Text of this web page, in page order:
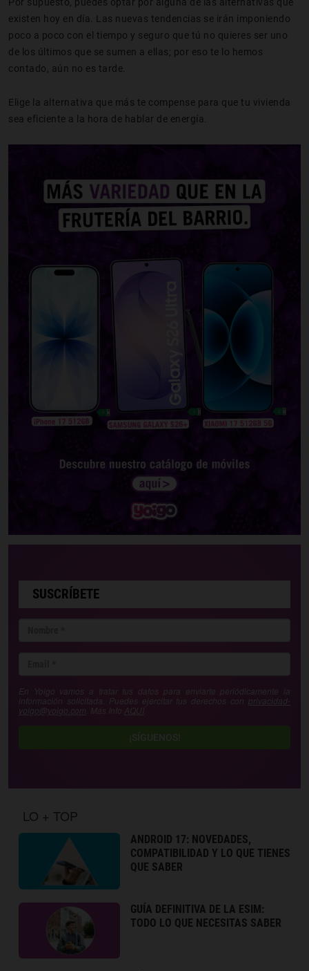
existen hoy en día. Las nuevas tendencias se irán imponiendo
poco a poco con el tiempo y seguro que tú no quieres ser uno
de los últimos que se sumen a ellas; por eso te lo hemos
contado, aún no es tarde.
Elige la alternativa que más te compense para que tu vivienda
sea eficiente a la hora de hablar de energía.
SUSCRÍBETE
En Yoigo vamos a tratar tus datos para enviarte periódicamente la
información solicitada. Puedes ejercitar tus derechos con privacidad-
yoigo@yoigo.com . Más Info AQUÍ
¡SÍGUENOS!
LO + TOP
ANDROID 17: NOVEDADES,
COMPATIBILIDAD Y LO QUE TIENES
QUE SABER
GUÍA DEFINITIVA DE LA ESIM:
TODO LO QUE NECESITAS SABER